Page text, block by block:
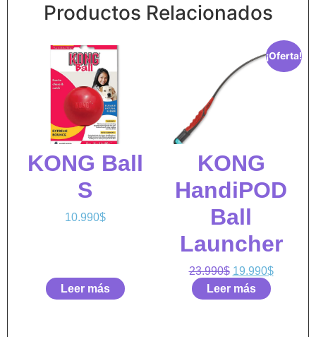
Productos Relacionados
KONG Ball
S
10.990$
Leer más
¡Oferta!
KONG
HandiPOD
Ball
Launcher
23.990$ 19.990$
Leer más